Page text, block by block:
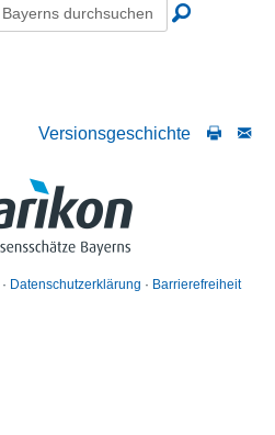
Versionsgeschichte
Datenschutzerklärung Barrierefreiheit